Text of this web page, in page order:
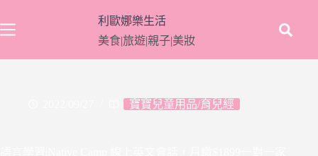
至
要
利歐娜樂生活
美食|旅遊|親子|美妝
寶寶兒童用品/育兒經